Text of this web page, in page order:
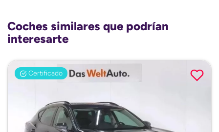
Coches similares que podrían
interesarte
Certificado